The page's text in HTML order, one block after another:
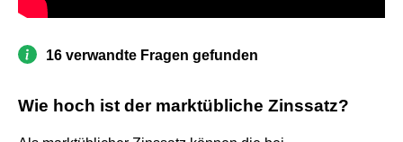
16 verwandte Fragen gefunden
Wie hoch ist der marktübliche Zinssatz?